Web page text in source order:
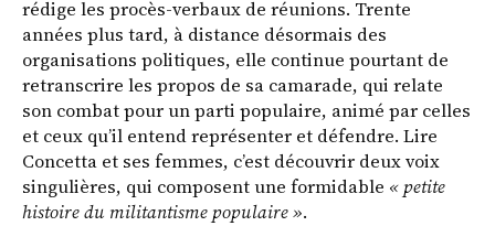
rédige les procès-verbaux de réunions. Trente
années plus tard, à distance désormais des
organisations politiques, elle continue pourtant de
retranscrire les propos de sa camarade, qui relate
son combat pour un parti populaire, animé par celles
et ceux qu’il entend représenter et défendre. Lire
Concetta et ses femmes, c’est découvrir deux voix
singulières, qui composent une formidable « petite
histoire du militantisme populaire ».